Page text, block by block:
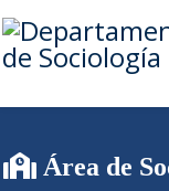
Área de